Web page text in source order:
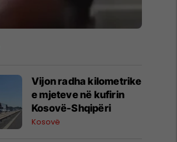
​Vijon radha kilometrike
e mjeteve në kufirin
Kosovë-Shqipëri
Kosovë